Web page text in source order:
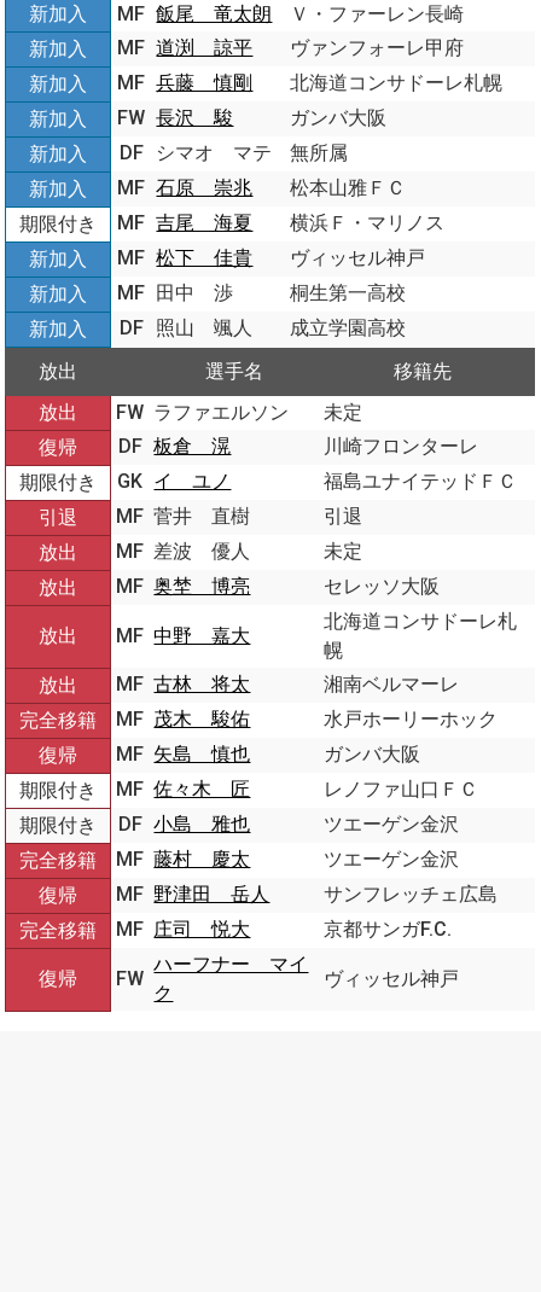
新加入 MF 飯尾 竜太朗
Ｖ・ファーレン長崎
新加入
MF 道渕 諒平
ヴァンフォーレ甲府
新加入
MF 兵藤 慎剛
北海道コンサドーレ札幌
新加入
FW 長沢 駿
ガンバ大阪
新加入
DF シマオ マテ
無所属
新加入
MF 石原 崇兆
松本山雅ＦＣ
期限付き
MF 吉尾 海夏
横浜Ｆ・マリノス
新加入
MF 松下 佳貴
ヴィッセル神戸
新加入
MF 田中 渉
桐生第一高校
新加入
DF 照山 颯人
成立学園高校
放出
選手名
移籍先
放出
FW ラファエルソン
未定
復帰
DF 板倉 滉
川崎フロンターレ
期限付き
GK イ ユノ
福島ユナイテッドＦＣ
引退
MF 菅井 直樹
引退
放出
MF 差波 優人
未定
放出
MF 奥埜 博亮 セレッソ大阪
放出 MF 中野 嘉大
北海道コンサドーレ札
幌
放出
MF 古林 将太
湘南ベルマーレ
完全移籍
MF 茂木 駿佑
水戸ホーリーホック
復帰
MF 矢島 慎也
ガンバ大阪
期限付き
MF 佐々木 匠
レノファ山口ＦＣ
期限付き
DF 小島 雅也
ツエーゲン金沢
完全移籍
MF 藤村 慶太
ツエーゲン金沢
復帰
MF 野津田 岳人
サンフレッチェ広島
完全移籍
MF 庄司 悦大 京都サンガF.C.
復帰 FW
ハーフナー マイ
ク
ヴィッセル神戸